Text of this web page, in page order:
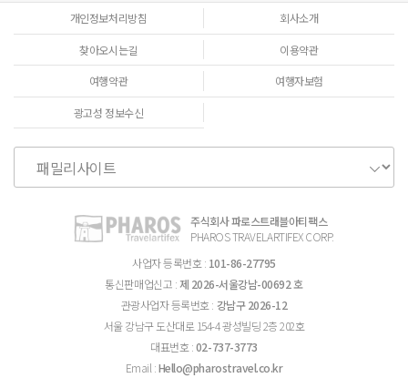
개인정보처리방침 회사소개
찾아오시는길 이용약관
여행약관 여행자보험
광고성 정보수신
주식회사 파로스트래블아티팩스
PHAROS TRAVELARTIFEX CORP.
사업자 등록번호 : 101-86-27795
통신판매업신고 : 제 2026-서울강남-00692 호
관광사업자 등록번호 : 강남구 2026-12
서울 강남구 도산대로 154-4 광성빌딩 2층 202호
대표번호 :02-737-3773
Email :Hello@pharostravel.co.kr